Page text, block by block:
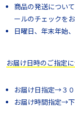
商品の発送につい
ールのチェックをお
日曜日、年末年始
お届け日時のご指定
お届け日指定→３
お届け時間指定→下